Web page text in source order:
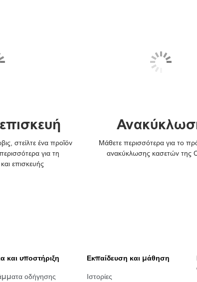
στείλτε ένα προϊόν
για τη
επισκευής
Μάθετε περισσότερα για το
ανακύκλωσης κασετών της
και υποστήριξη
οδήγησης
Εκπαίδευση και μάθηση
Ιστορίες